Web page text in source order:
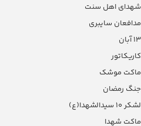
شهدای اهل سنت
مدافعان سایبری
13 آبان
کاریکاتور
ماکت موشک
جنگ رمضان
لشکر ۱۰ سیدالشهدا(ع)
ماکت شهدا